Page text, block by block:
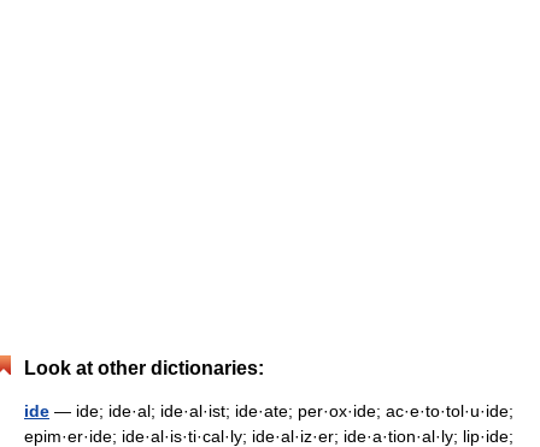
Look at other dictionaries:
ide — ide; ide·al; ide·al·ist; ide·ate; per·ox·ide; ac·e·to·tol·u·ide;
epim·er·ide; ide·al·is·ti·cal·ly; ide·al·iz·er; ide·a·tion·al·ly; lip·ide;